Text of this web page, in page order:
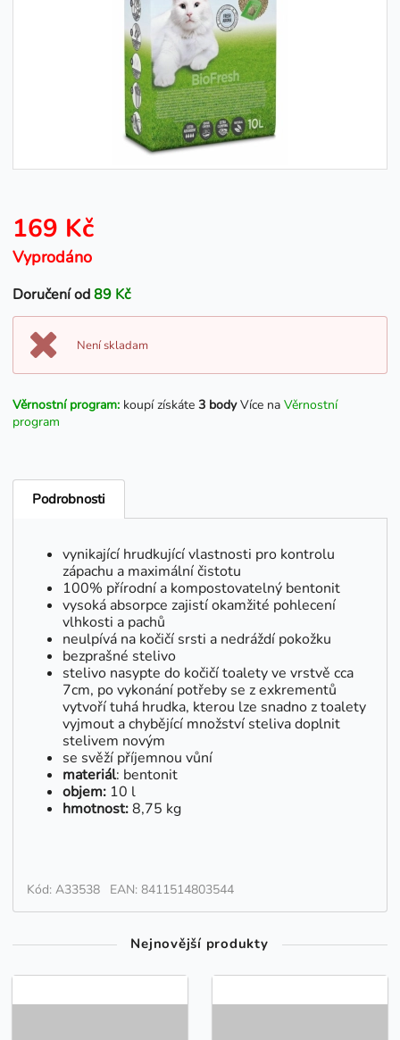
169 Kč
Vyprodáno
Doručení od89 Kč
Není skladam
Věrnostní program: koupí získáte 3 bodyVíce na Věrnostní
program
Podrobnosti
vynikající hrudkující vlastnosti pro kontrolu
zápachu a maximální čistotu
100% přírodní a kompostovatelný bentonit
vysoká absorpce zajistí okamžité pohlecení
vlhkosti a pachů
neulpívá na kočičí srsti a nedráždí pokožku
bezprašné stelivo
stelivo nasypte do kočičí toalety ve vrstvě cca
7cm, po vykonání potřeby se z exkrementů
vytvoří tuhá hrudka, kterou lze snadno z toalety
vyjmout a chybějící množství steliva doplnit
stelivem novým
se svěží příjemnou vůní
materiál: bentonit
objem: 10 l
hmotnost:8,75 kg
Kód: A33538 EAN: 8411514803544
Nejnovější produkty